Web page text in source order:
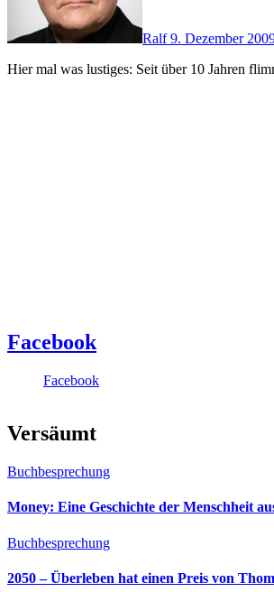
Ralf9. Dezember
Hier mal was lustiges: Seit über 10 Jahren
Facebook
Facebook
Versäumt
Buchbesprechung
Money: Eine Geschichte der Menschheit
Buchbesprechung
2050 – Überleben hat einen Preis von